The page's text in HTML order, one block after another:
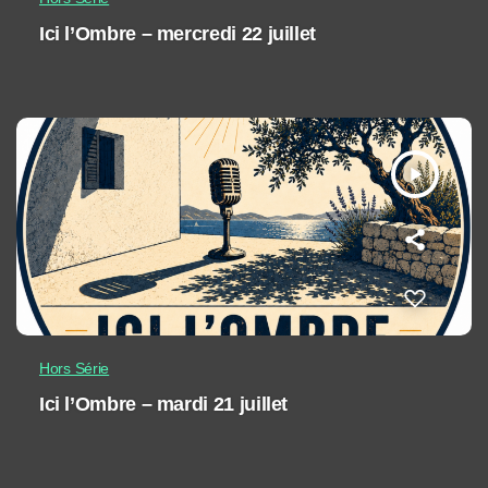
Ici l’Ombre – mercredi 22 juillet
play_arrow
Hors Série
Ici l’Ombre – mardi 21 juillet